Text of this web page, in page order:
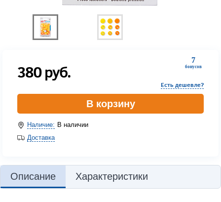
7
бонусов
380руб.
Есть дешевле?
В корзину
Наличие: В наличии
Доставка
Описание Характеристики